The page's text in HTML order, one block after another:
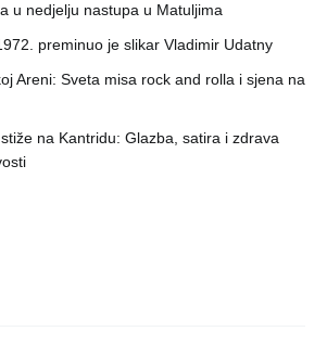
u nedjelju nastupa u Matuljima
preminuo je slikar Vladimir Udatny
Areni: Sveta misa rock and rolla i sjena na
na Kantridu: Glazba, satira i zdrava